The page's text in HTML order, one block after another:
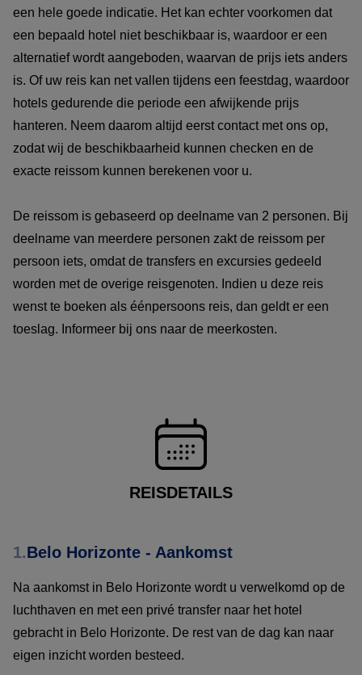
een hele goede indicatie. Het kan echter voorkomen dat
een bepaald hotel niet beschikbaar is, waardoor er een
alternatief wordt aangeboden, waarvan de prijs iets anders
is. Of uw reis kan net vallen tijdens een feestdag, waardoor
hotels gedurende die periode een afwijkende prijs
hanteren. Neem daarom altijd eerst contact met ons op,
zodat wij de beschikbaarheid kunnen checken en de
exacte reissom kunnen berekenen voor u.
De reissom is gebaseerd op deelname van 2 personen. Bij
deelname van meerdere personen zakt de reissom per
persoon iets, omdat de transfers en excursies gedeeld
worden met de overige reisgenoten. Indien u deze reis
wenst te boeken als éénpersoons reis, dan geldt er een
toeslag. Informeer bij ons naar de meerkosten.
REISDETAILS
1.Belo Horizonte - Aankomst
Na aankomst in Belo Horizonte wordt u verwelkomd op de
luchthaven en met een privé transfer naar het hotel
gebracht in Belo Horizonte. De rest van de dag kan naar
eigen inzicht worden besteed.